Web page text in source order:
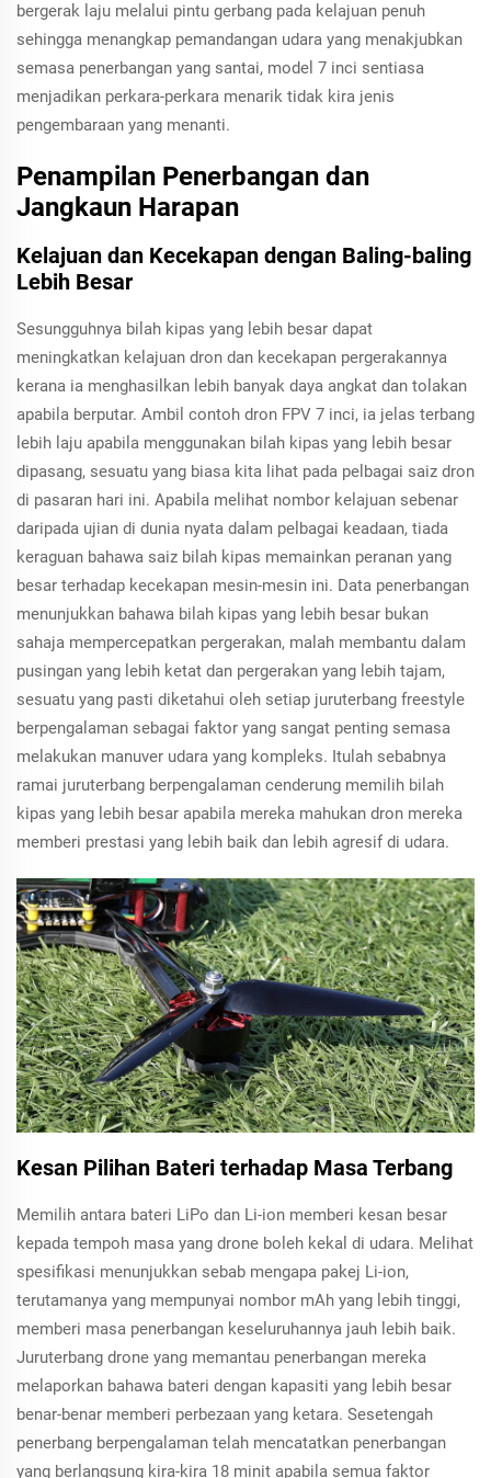
bergerak laju melalui pintu gerbang pada kelajuan penuh
sehingga menangkap pemandangan udara yang menakjubkan
semasa penerbangan yang santai, model 7 inci sentiasa
menjadikan perkara-perkara menarik tidak kira jenis
pengembaraan yang menanti.
Penampilan Penerbangan dan
Jangkaun Harapan
Kelajuan dan Kecekapan dengan Baling-baling
Lebih Besar
Sesungguhnya bilah kipas yang lebih besar dapat
meningkatkan kelajuan dron dan kecekapan pergerakannya
kerana ia menghasilkan lebih banyak daya angkat dan tolakan
apabila berputar. Ambil contoh dron FPV 7 inci, ia jelas terbang
lebih laju apabila menggunakan bilah kipas yang lebih besar
dipasang, sesuatu yang biasa kita lihat pada pelbagai saiz dron
di pasaran hari ini. Apabila melihat nombor kelajuan sebenar
daripada ujian di dunia nyata dalam pelbagai keadaan, tiada
keraguan bahawa saiz bilah kipas memainkan peranan yang
besar terhadap kecekapan mesin-mesin ini. Data penerbangan
menunjukkan bahawa bilah kipas yang lebih besar bukan
sahaja mempercepatkan pergerakan, malah membantu dalam
pusingan yang lebih ketat dan pergerakan yang lebih tajam,
sesuatu yang pasti diketahui oleh setiap juruterbang freestyle
berpengalaman sebagai faktor yang sangat penting semasa
melakukan manuver udara yang kompleks. Itulah sebabnya
ramai juruterbang berpengalaman cenderung memilih bilah
kipas yang lebih besar apabila mereka mahukan dron mereka
memberi prestasi yang lebih baik dan lebih agresif di udara.
Kesan Pilihan Bateri terhadap Masa Terbang
Memilih antara bateri LiPo dan Li-ion memberi kesan besar
kepada tempoh masa yang drone boleh kekal di udara. Melihat
spesifikasi menunjukkan sebab mengapa pakej Li-ion,
terutamanya yang mempunyai nombor mAh yang lebih tinggi,
memberi masa penerbangan keseluruhannya jauh lebih baik.
Juruterbang drone yang memantau penerbangan mereka
melaporkan bahawa bateri dengan kapasiti yang lebih besar
benar-benar memberi perbezaan yang ketara. Sesetengah
penerbang berpengalaman telah mencatatkan penerbangan
yang berlangsung kira-kira 18 minit apabila semua faktor